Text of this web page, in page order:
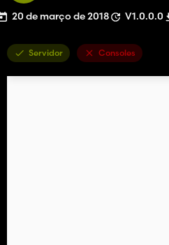
20 de março de 2018 V1.0.0.0
Servidor Consoles